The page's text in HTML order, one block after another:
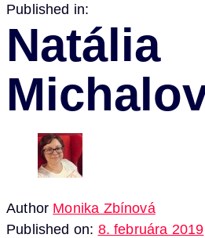
Published in:
Natália
Author Monika Zbínová
Published on: 8. februára 2019